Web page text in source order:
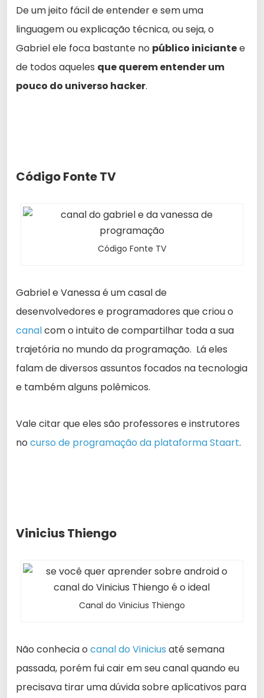
De um jeito fácil de entender e sem uma
linguagem ou explicação técnica, ou seja, o
Gabriel ele foca bastante no público iniciantee
de todos aqueles que querem entender um
pouco do universo hacker.
Código Fonte TV
Código Fonte TV
Gabriel e Vanessa é um casal de
desenvolvedores e programadores que criou o
canalcom o intuito de compartilhar toda a sua
trajetória no mundo da programação. Lá eles
falam de diversos assuntos focados na tecnologia
e também alguns polêmicos.
Vale citar que eles são professores e instrutores
no curso de programação da plataforma Staart.
Vinicius Thiengo
Canal do Vinicius Thiengo
Não conhecia o canal do Vinicius até semana
passada, porém fui cair em seu canal quando eu
precisava tirar uma dúvida sobre aplicativos para